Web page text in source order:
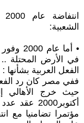
الشعبية:
• أما
الفعل العربية بشأنها :
ففي مصر كان رد
مؤتمرا تضامنيا مع